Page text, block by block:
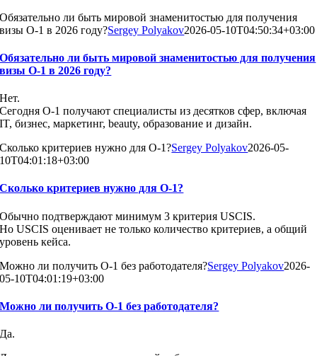
Обязательно ли быть мировой знаменитостью для получения
визы O-1 в 2026 году?Sergey Polyakov2026-05-10T04:50:34+03:00
Обязательно ли быть мировой знаменитостью для получения
визы O-1 в 2026 году?
Нет.
Сегодня O-1 получают специалисты из десятков сфер, включая
IT, бизнес, маркетинг, beauty, образование и дизайн.
Сколько критериев нужно для O-1?Sergey Polyakov2026-05-
10T04:01:18+03:00
Сколько критериев нужно для O-1?
Обычно подтверждают минимум 3 критерия USCIS.
Но USCIS оценивает не только количество критериев, а общий
уровень кейса.
Можно ли получить O-1 без работодателя?Sergey Polyakov2026-
05-10T04:01:19+03:00
Можно ли получить O-1 без работодателя?
Да.